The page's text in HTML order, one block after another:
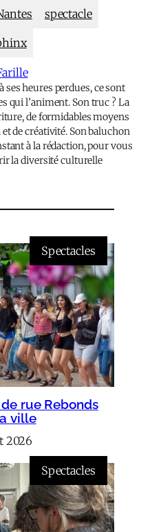
spectacle
ses heures perdues, ce sont
qui l’animent. Son truc ? La
de formidables moyens
et de créativité. Son baluchon
à la rédaction, pour vous
la diversité culturelle
Spectacles
rue Rebonds
ville
2026
Spectacles